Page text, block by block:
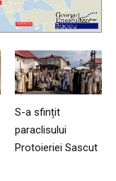
S-a sfințit
paraclisului
Protoieriei Sascut